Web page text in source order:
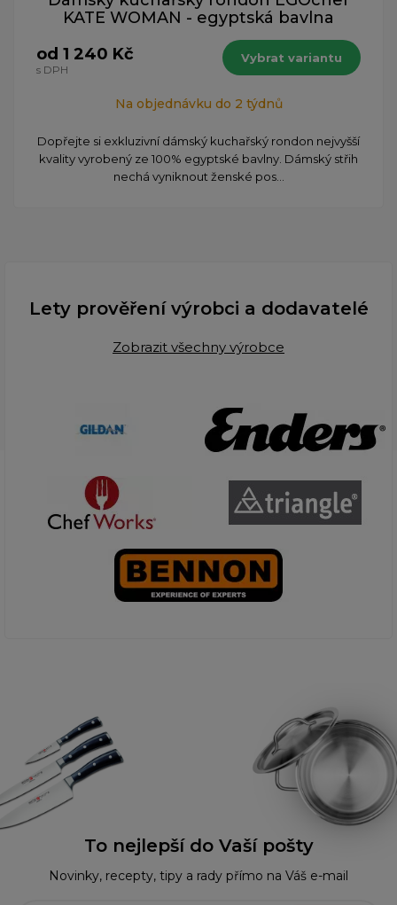
KATE WOMAN - egyptská bavlna
od 1 240 Kč
s DPH
Vybrat variantu
Na objednávku do 2 týdnů
Dopřejte si exkluzivní dámský kuchařský rondon nejvyšší
kvality vyrobený ze 100% egyptské bavlny. Dámský střih
nechá vyniknout ženské pos...
Lety prověření výrobci a dodavatelé
Zobrazit všechny výrobce
To nejlepší do Vaší pošty
Novinky, recepty, tipy a rady přímo na Váš e-mail